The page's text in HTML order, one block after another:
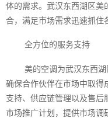
体的需求。武汉东西湖区美
合，满足市场需求迅速抓住
全方位的服务支持
美的空调为武汉东西湖
确保合作伙伴在市场中取得
支持、供应链管理以及售后
市场推广计划，提供市场调